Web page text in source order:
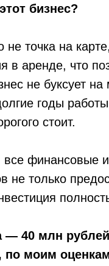
бизнес?
не точка на
в аренде, что
не буксует
годы
стоит.
финансовые
не только
— 40 млн
моим